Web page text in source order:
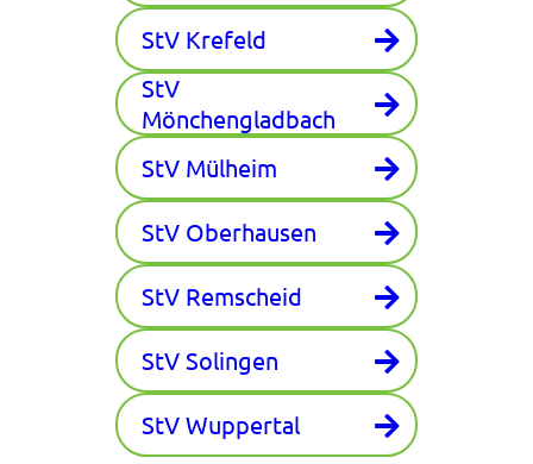
StV Krefeld
StV
Mönchengladbach
StV Mülheim
StV Oberhausen
StV Remscheid
StV Solingen
StV Wuppertal